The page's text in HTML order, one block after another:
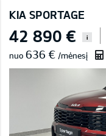
KIA SPORTAGE
42 890 € i
nuo 636 € /mėnesį